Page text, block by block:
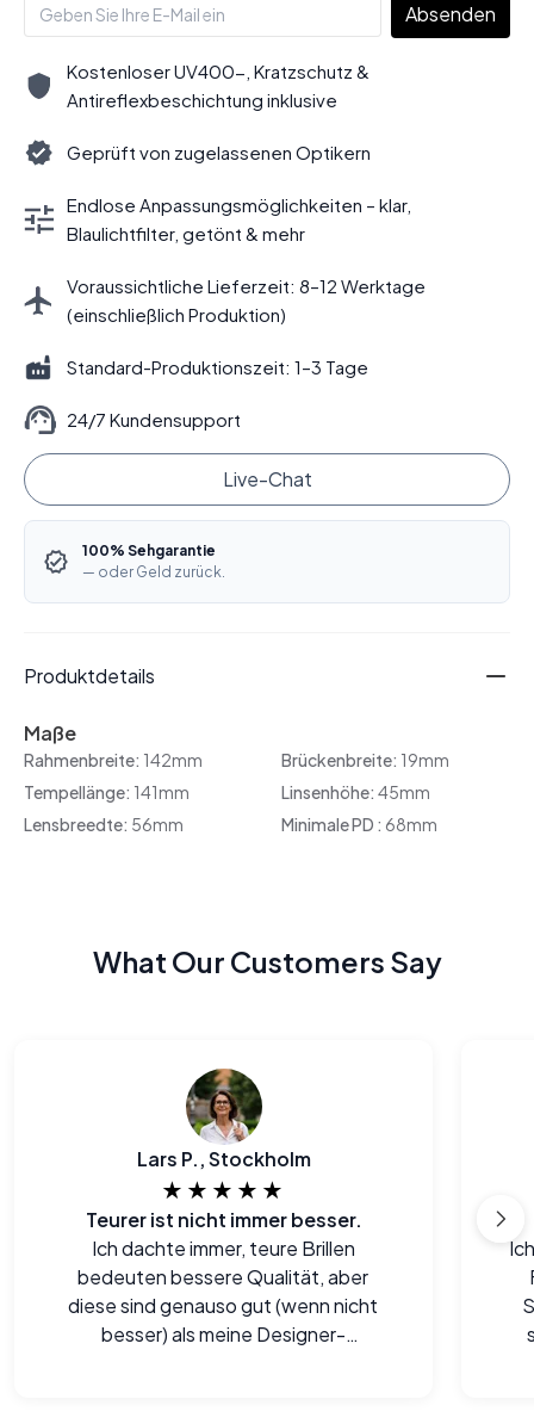
Absenden
Kostenloser UV400-, Kratzschutz &
Antireflexbeschichtung inklusive
Geprüft von zugelassenen Optikern
Endlose Anpassungsmöglichkeiten – klar,
Blaulichtfilter, getönt & mehr
Voraussichtliche Lieferzeit: 8–12 Werktage
(einschließlich Produktion)
Standard-Produktionszeit: 1–3 Tage
24/7 Kundensupport
Live-Chat
100% Sehgarantie
— oder Geld zurück.
Produktdetails
Maße
Rahmenbreite: 142mm Brückenbreite: 19mm
Tempellänge: 141mm Linsenhöhe: 45mm
Lensbreedte: 56mm Minimale PD : 68mm
What Our Customers Say
Lars P., Stockholm
★★★★★
Teurer ist nicht immer besser.
Ich dachte immer, teure Brillen
bedeuten bessere Qualität, aber
diese sind genauso gut (wenn nicht
besser) als meine Designer-